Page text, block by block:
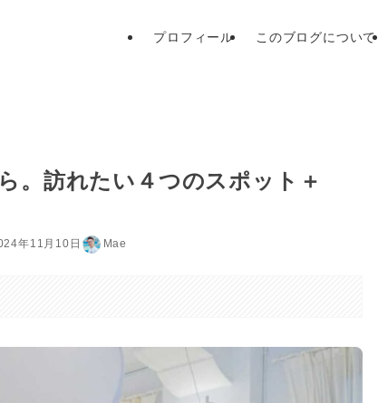
プロフィール このブログについて
。訪れたい４つのスポット＋
年11月10日 Mae